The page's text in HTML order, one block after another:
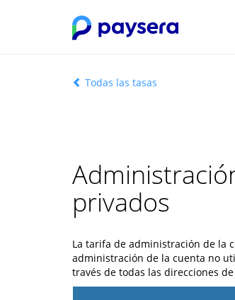
Todas las tasas
privados
La tarifa de administración de la
administración de la cuenta no
través de todas las direcciones